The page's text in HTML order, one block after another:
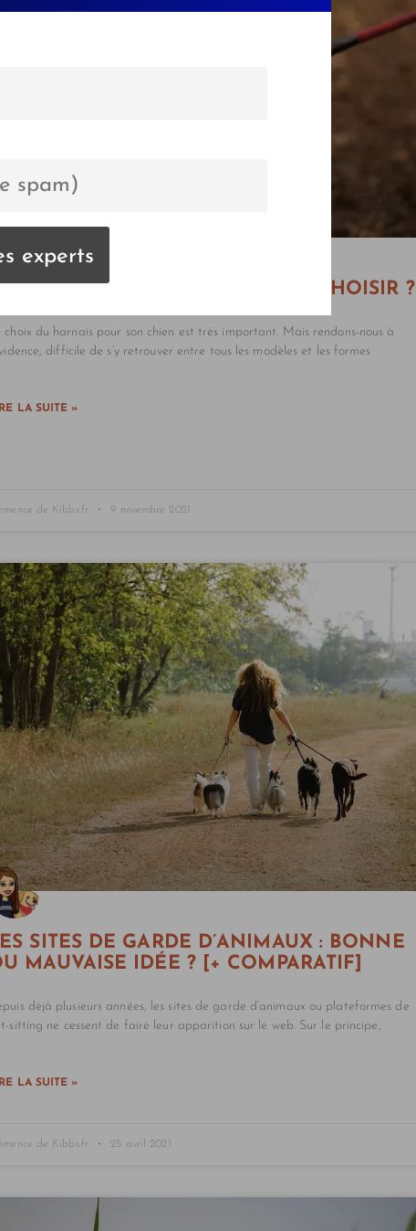
POUR CHIEN : LEQUEL CHOISIR ?
choix du harnais pour son chien est très important. Mais rendons-nous à
difficile de s’y retrouver entre tous les modèles et les formes
LA SUITE »
de Kibbs.fr 9 novembre 2021
SITES DE GARDE D’ANIMAUX : BONNE
MAUVAISE IDÉE ? [+ COMPARATIF]
déjà plusieurs années, les sites de garde d’animaux ou plateformes de
sitting ne cessent de faire leur apparition sur le web. Sur le principe,
LA SUITE »
de Kibbs.fr 25 avril 2021